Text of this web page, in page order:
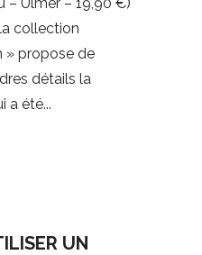
collection
» propose de
détails la
a été
UN